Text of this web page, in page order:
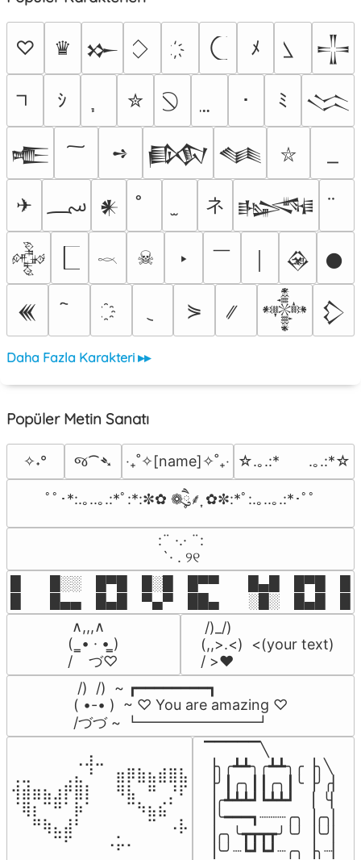
♡ ♛ 𒁍 ﾒ 𒋲
ｼ ✮ ･ ﾐ 𒈱
𒍫 ➺ 𒁃 𒈝 ⛥
✈ ؄ 𒀭 ネ 𒈙
𒅒 𓎖 ☠ ‣ ￣ 𒊲 𒊹
𒌍 ⋟ 𒀱 𒁷
Daha Fazla Karakteri ▸▸
Popüler Metin Sanatı
✧˖° જ⁀➴ ‎‧₊˚✧[name]✧˚₊‧ ☆.｡.:*　　.｡.:*☆
ﾟﾟ･*:.｡..｡.:*ﾟ:*:✼✿ ❁ཻུ۪۪⸙͎ ✿✼:*ﾟ:.｡..｡.:*･ﾟﾟ
⠀:¨ ·.· ¨:⠀
⠀ `· . ୨୧⠀
█  █░░ █▀█ █░█ █▀▀  █▄█ █▀█
█  █▄▄ █▄█ ▀▄▀ ██▄  ░█░ █▄█
∧,,,∧
(  ̳• · • ̳)
/    づ♡
/)_/)
(,,>.<)  <(your text)
/ >❤️
/)  /)  ~ ┏━━━━━━━━┓
( •-• )  ~ ♡ You are amazing ♡
/づづ ~ ┗━━━━━━━━┛
⠀⠀⠀⠀⠀⠀⢀⣰⣀⠀⠀⠀⠀⠀⠀⠀⠀
⢀⣀⠀⠀⠀⢀⣄⠘⠀⠀⣶⡿⣷⣦⣾⣿⣧
⢺⣾⣶⣦⣰⡟⣿⡇⠀⠀⠻⣧⠀⠛⠀⡘⠏
⠈⢿⡆⠉⠛⠁⡷⠁⠀⠀⠀⠉⠳⣦⣮⠁⠀
⠀⠀⠛⢷⣄⣼⠃⠀⠀⠀⠀⠀⠀⠉⠀⠠⡧
⠀⠀⠀⠀⠉⠋⠀⠀⠀⠠⡥⠄⠀⠀⠀⠀⠀
▔▔▔▔▔╲
▕╮╭┻┻╮╭┻┻╮╭▕╮╲
▕╯┃╭╮┃┃╭╮┃╰▕╯╭▏
▕╭┻┻┻┛┗┻┻┛  ▕  ╰▏
▕╰━━━┓┈┈┈╭╮▕╭╮▏
▕╭╮╰┳┳┳┳╯╰╯▕╰╯▏
▕╰╯┈┗┛┗┛┈╭╮▕╮┈▏